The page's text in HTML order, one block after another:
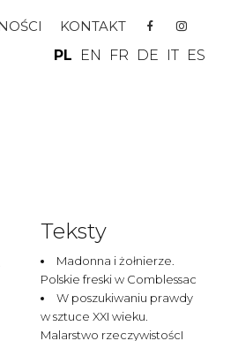
KONTAKT
PL
EN FR DE IT ES
Teksty
Madonna i żołnierze.
Polskie freski w Comblessac
W poszukiwaniu prawdy
w sztuce XXI wieku.
Malarstwo rzeczywistoścI